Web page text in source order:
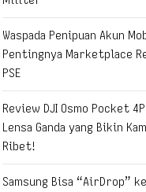
Waspada Penipuan Akun
Pentingnya Marketplace
PSE
Review DJI Osmo Pocket
Lensa Ganda yang Bikin
Ribet!
Samsung Bisa “AirDrop”